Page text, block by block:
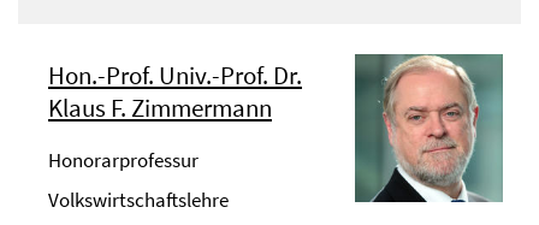
Hon.-Prof. Univ.-Prof. Dr.
Klaus F. Zimmermann
Honorarprofessur
Volkswirtschaftslehre